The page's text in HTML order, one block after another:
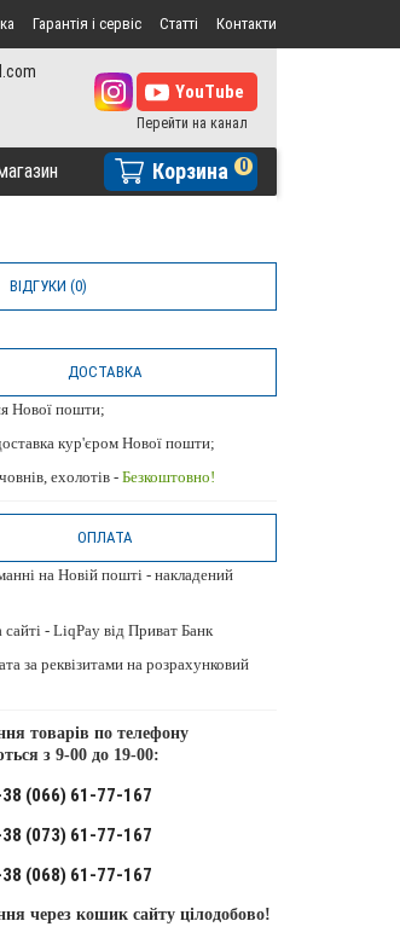
Гарантія і сервіс Статті Контакти
Корзина 0
ВІДГУКИ (0)
ДОСТАВКА
Нової пошти;
кур'єром Нової пошти;
ехолотів -Безкоштовно!
ОПЛАТА
на Новій пошті - накладений
- LiqPay від Приват Банк
за реквізитами на розрахунковий
товарів по телефону
з 9-00 до 19-00:
(066) 61-77-167
(073) 61-77-167
(068) 61-77-167
через кошик сайту цілодобово!